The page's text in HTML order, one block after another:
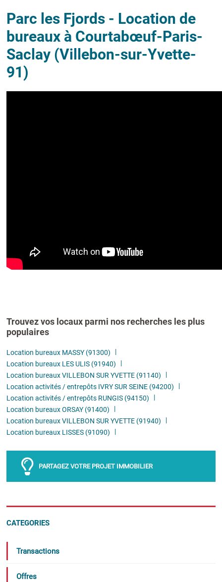
Parc les Fjords - Location de
bureaux à Courtabœuf-Paris-
Saclay (Villebon-sur-Yvette-
91)
Trouvez vos locaux parmi nos recherches les plus
populaires
Location bureaux MASSY (91300)
Location bureaux LES ULIS (91940)
Location bureaux VILLEBON SUR YVETTE (91140)
Location activités / entrepôts IVRY SUR SEINE (94200)
Location activités / entrepôts RUNGIS (94150)
Location bureaux ORSAY (91400)
Location bureaux VILLEBON SUR YVETTE (91940)
Location bureaux LISSES (91090)
PARTAGEZ VOTRE PROJET IMMOBILIER
CATEGORIES
Transactions
Offres